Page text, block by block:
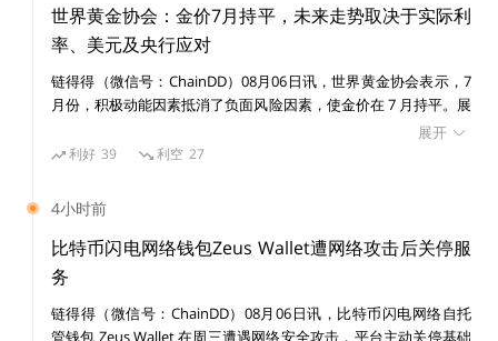
成对的轻客户端，但在大多数基于EVM的区块链中，运
行一个完整的轻客户端成本过高了，这限制了IBC向具有
高吞吐量和廉价交易的区块链的延伸。但是，在所有智能
合约链上运行 IBC 的强大消息传递标准不是很好吗？
而通过在全链互操作性协议 LayerZero之上引入IBC，通
过用LayerZero替换 IBC 的传输层，IBC 现在可以在任何
地方蓬勃发展，让应用程序拥有一个社区驱动的全链通信
趋势在近期已经消退。 Hyperliquid 今年成为加密市场最受关注的
增长项目之一，其原生代币 HYPE 因交易者大量使用其去中心化永
续合约交易平台而大幅上涨。快速增长使 Hyperliquid 成为比特币
和以太坊之外规模最大的加密生态之一，并吸引机构资金、企业财
库投资者以及 ETF 发行商关注。 不过，摩根大通认为，去中心化
衍生品平台正面临来自受监管中心化交易所的竞争压力。随着美国
监管框架下的加密永续合约产品逐步推出，部分交易活动可能从
指出，Hyperliquid 正在拓展预测市场业务，以降低对永续合约交
易手续费收入的依赖，但该领域同样面临日益激烈的竞争。 摩根
大通表示，尽管 Hyperliquid 是今年加密市场表现最亮眼的项目之
一，并已成为企业加密资产储备中规模排名第四的资产（仅次于比
特币、以太坊和 Solana），但其能否继续从 Solana、XRP 等竞争
者手中扩大市场份额仍存在不确定性。 数据显示，比特币和以太
世界黄金协会：金价7月持平，未来走势取决于实际利
率、美元及央行应对
链得得（微信号：ChainDD）08月06日讯，世界黄金协会表示，7
月份，积极动能因素抵消了负面风险因素，使金价在 7 月持平。展
望未来，不能排除出现类似于 20 世纪 70 年代末的第二波高通胀。
但这本身并不意味着黄金会大幅上涨，这取决于实际利率、美元、
在 7 月吸引了 30 亿美元的资金流入，扭转了连续两个月的流出态
势，使总资产管理规模升至 5300 亿美元；持仓量增加 23 吨，至
4068 吨。黄金市场流动性持续放松，日均交易量降至 3560 亿美
元/日，环比下降 3.5%。欧洲引领了 7 月份黄金市场的复苏，吸引
20 亿美元资金流入，而亚洲增加了 6.16 亿美元流入，仍是年初至
今全球 ETF 市场资金流入的最大贡献者
展开
利好 39 利空 27
4小时前
比特币闪电网络钱包Zeus Wallet遭网络攻击后关停服
务
链得得（微信号：ChainDD）08月06日讯，比特币闪电网络自托
管钱包 Zeus Wallet 在周三遭遇网络安全攻击，平台主动关停基础